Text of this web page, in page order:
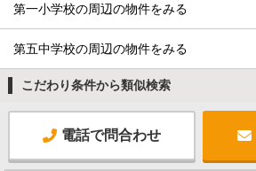
第一小学校の周辺の物件をみる
第五中学校の周辺の物件をみる
こだわり条件から類似検索
電話で問合わせ